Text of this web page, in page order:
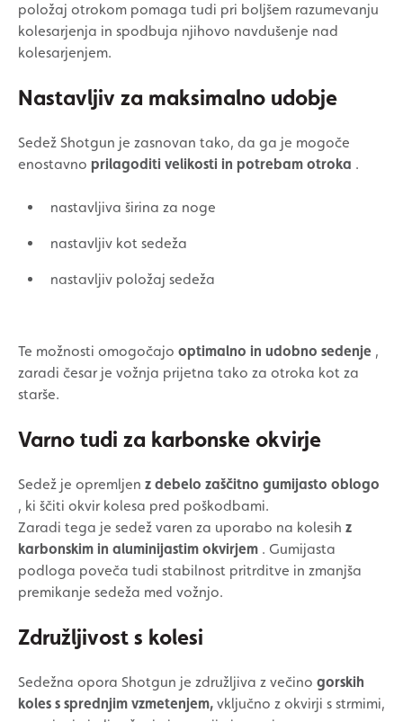
položaj otrokom pomaga tudi pri boljšem razumevanju
kolesarjenja in spodbuja njihovo navdušenje nad
kolesarjenjem.
Nastavljiv za maksimalno udobje
Sedež Shotgun je zasnovan tako, da ga je mogoče
enostavno prilagoditi velikosti in potrebam otroka .
nastavljiva širina za noge
nastavljiv kot sedeža
nastavljiv položaj sedeža
Te možnosti omogočajo optimalno in udobno sedenje ,
zaradi česar je vožnja prijetna tako za otroka kot za
starše.
Varno tudi za karbonske okvirje
Sedež je opremljen z debelo zaščitno gumijasto oblogo
, ki ščiti okvir kolesa pred poškodbami.
Zaradi tega je sedež varen za uporabo na kolesih z
karbonskim in aluminijastim okvirjem . Gumijasta
podloga poveča tudi stabilnost pritrditve in zmanjša
premikanje sedeža med vožnjo.
Združljivost s kolesi
Sedežna opora Shotgun je združljiva z večino gorskih
koles s sprednjim vzmetenjem, vključno z okvirji s strmimi,